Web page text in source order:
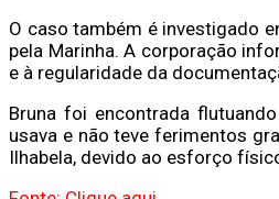
O caso também é investigado
pela Marinha. A corporação
e à regularidade da
Bruna foi encontrada
usava e não teve ferimentos
Ilhabela, devido ao esforço